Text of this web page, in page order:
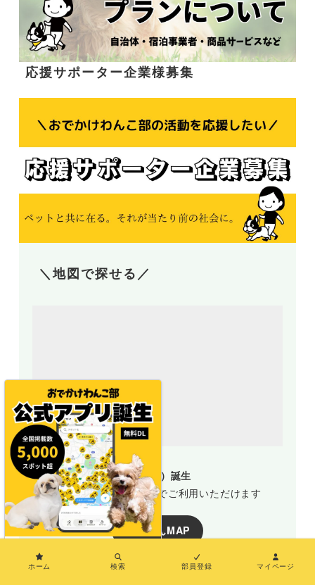
応援サポーター企業様募集
＼地図で探せる／
地図アプリ（おでわんMAP）誕生
新規部員登録で誰でも無料でご利用いただけます
おでわんMAP
ホーム 検索 部員登録 マイページ